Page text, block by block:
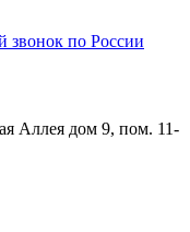
звонок по России
Аллея дом 9, пом. 11-